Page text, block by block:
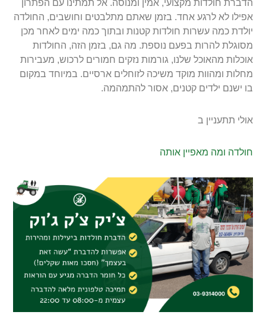
הדברת חולדות מקצועי, אמין ומנוסה. אל תמתינו עם הפתרון
אפילו לא לרגע אחד. בזמן שאתם מתלבטים וחושבים, החולדה
יולדת כמה עשרות חולדות קטנות ובתוך כמה ימים לאחר מכן
מסוגלת להרות בפעם נוספת. מה גם, בזמן הזה, החולדות
אוכלות מהאוכל שלנו, גורמות נזקים חמורים לרכוש, מעבירות
מחלות ומהוות מוקד משיכה לזוחלים ארסיים. במיוחד במקום
בו ישנם ילדים קטנים, אסור להתמהמה.
אולי תתעניין ב
חולדה ומה מאפיין אותה